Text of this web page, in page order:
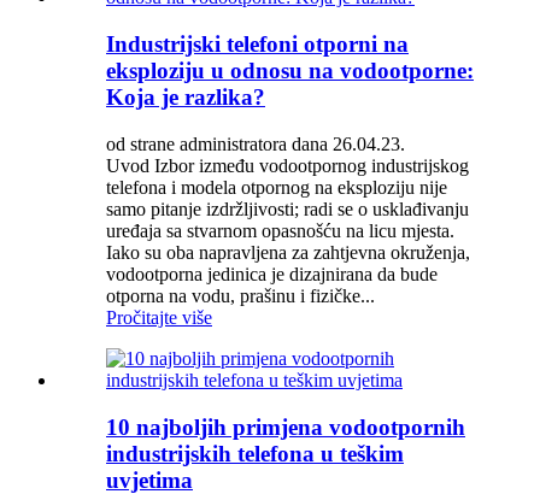
Industrijski telefoni otporni na
eksploziju u odnosu na vodootporne:
Koja je razlika?
od strane administratora dana 26.04.23.
Uvod Izbor između vodootpornog industrijskog
telefona i modela otpornog na eksploziju nije
samo pitanje izdržljivosti; radi se o usklađivanju
uređaja sa stvarnom opasnošću na licu mjesta.
Iako su oba napravljena za zahtjevna okruženja,
vodootporna jedinica je dizajnirana da bude
otporna na vodu, prašinu i fizičke...
Pročitajte više
10 najboljih primjena vodootpornih
industrijskih telefona u teškim
uvjetima